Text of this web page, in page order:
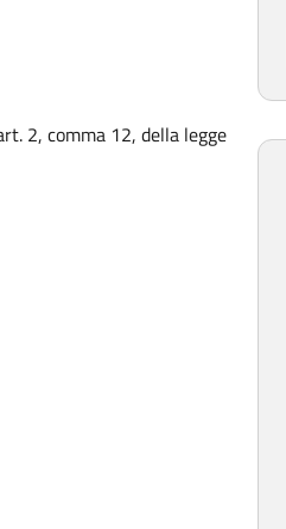
2, comma 12, della legge